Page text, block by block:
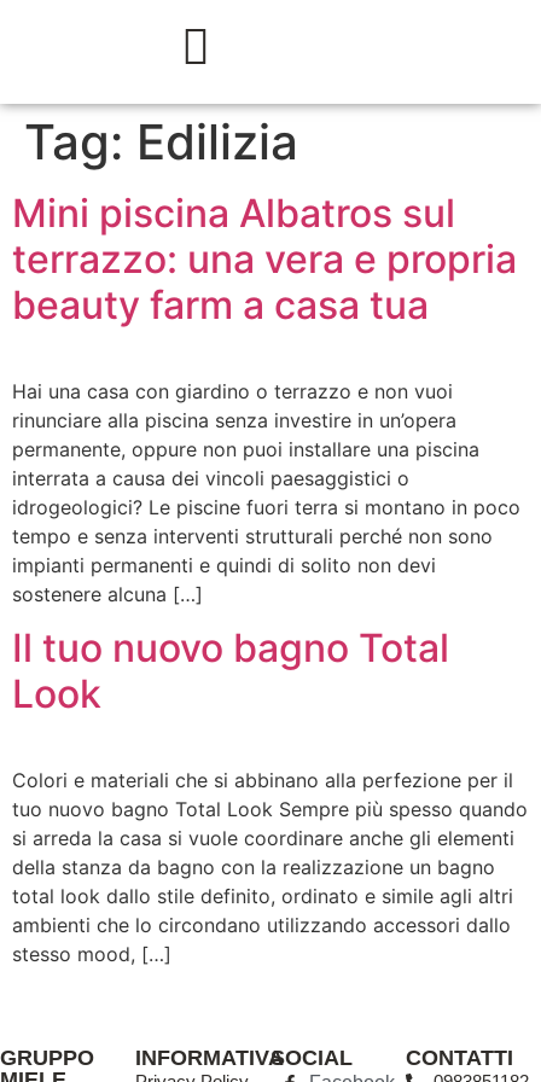
Tag: Edilizia
Mini piscina Albatros sul
terrazzo: una vera e propria
beauty farm a casa tua
Hai una casa con giardino o terrazzo e non vuoi
rinunciare alla piscina senza investire in un’opera
permanente, oppure non puoi installare una piscina
interrata a causa dei vincoli paesaggistici o
idrogeologici? Le piscine fuori terra si montano in poco
tempo e senza interventi strutturali perché non sono
impianti permanenti e quindi di solito non devi
sostenere alcuna […]
Il tuo nuovo bagno Total
Look
Colori e materiali che si abbinano alla perfezione per il
tuo nuovo bagno Total Look Sempre più spesso quando
si arreda la casa si vuole coordinare anche gli elementi
della stanza da bagno con la realizzazione un bagno
total look dallo stile definito, ordinato e simile agli altri
ambienti che lo circondano utilizzando accessori dallo
stesso mood, […]
GRUPPO
INFORMATIVASOCIAL CONTATTI